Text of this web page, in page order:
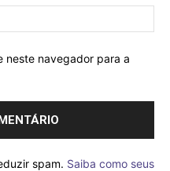
neste navegador para a
spam. Saiba como seus